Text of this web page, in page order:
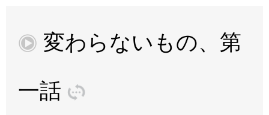
再 変わ らない もの、 第
一話 訳